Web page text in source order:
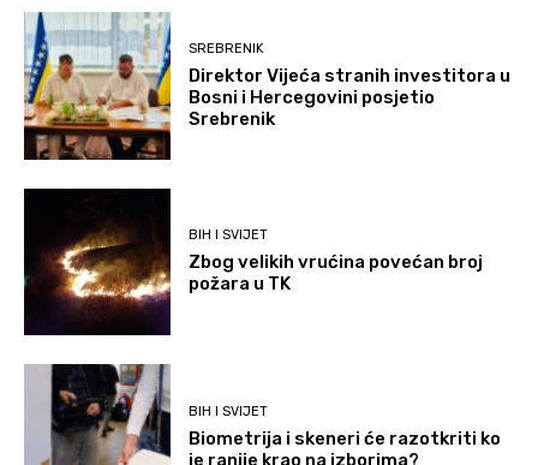
SREBRENIK
Direktor Vijeća stranih investitora u
Bosni i Hercegovini posjetio
Srebrenik
BIH I SVIJET
Zbog velikih vrućina povećan broj
požara u TK
BIH I SVIJET
Biometrija i skeneri će razotkriti ko
je ranije krao na izborima?